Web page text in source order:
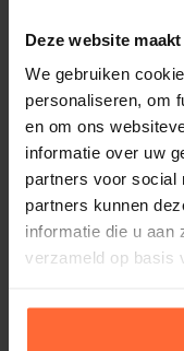
Deze website
We gebruiken
personaliseren, om
en om ons
informatie over uw
partners voor social
partners kunnen
informatie die u aan
verzameld op basis
Astralpool Uni
165cm
703,45